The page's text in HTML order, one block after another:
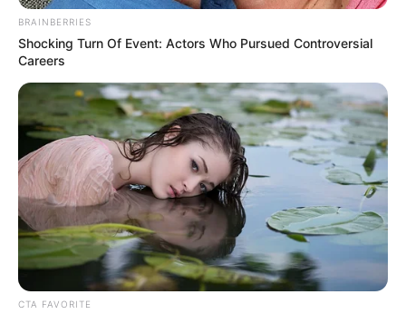
Esta es la
enfermedad
silenciosa que se
desencadena al
entrar en contacto
con… Ver más
BRAINBERRIES
Shocking Turn Of Event: Actors Who Pursued Controversial
Careers
CTA FAVORITE